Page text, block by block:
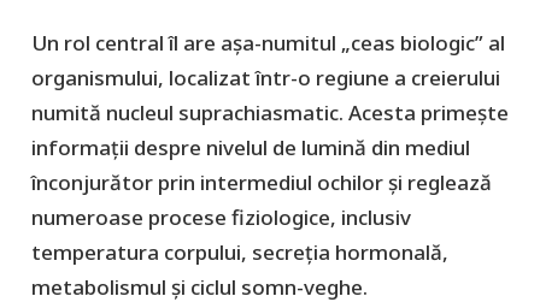
Un rol central îl are așa-numitul „ceas biologic” al
organismului, localizat într-o regiune a creierului
numită nucleul suprachiasmatic. Acesta primește
informații despre nivelul de lumină din mediul
înconjurător prin intermediul ochilor și reglează
numeroase procese fiziologice, inclusiv
temperatura corpului, secreția hormonală,
metabolismul și ciclul somn-veghe.